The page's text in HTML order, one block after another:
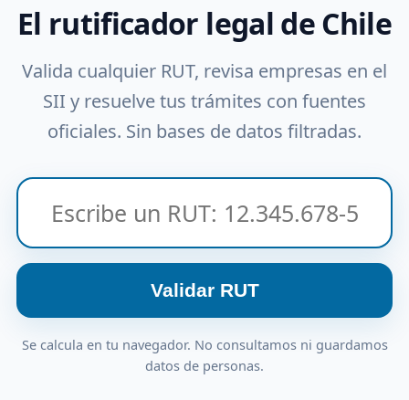
El rutificador legal de Chile
Valida cualquier RUT, revisa empresas en el
SII y resuelve tus trámites con fuentes
oficiales. Sin bases de datos filtradas.
Validar RUT
Se calcula en tu navegador. No consultamos ni guardamos
datos de personas.